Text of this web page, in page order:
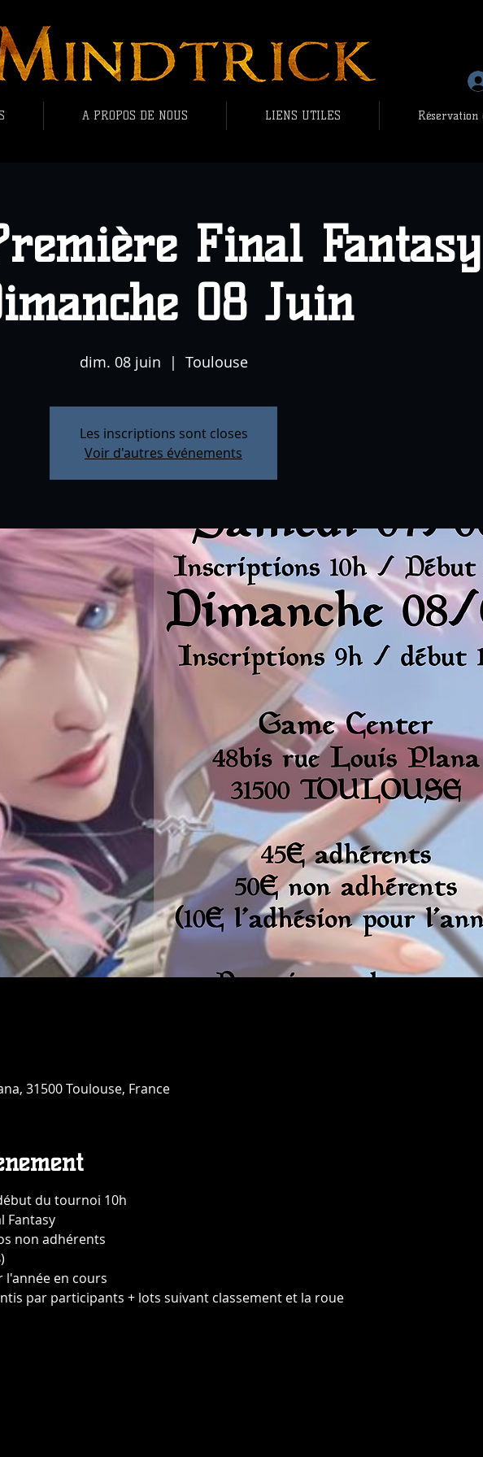
Final Fantasy
08 Juin
dim. 08 juin
  |
Toulouse
Les inscriptions sont closes
Voir d'autres événements
31500 Toulouse, France
du tournoi 10h
Fantasy
non adhérents
l'année en cours
par participants + lots suivant classement et la roue
A PROPOS DE NOUS LIENS UTILES Réservation